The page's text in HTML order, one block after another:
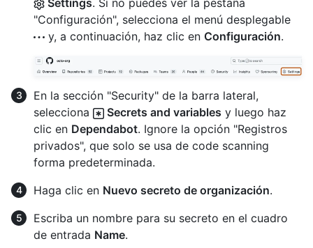
Settings. Si no puedes ver la pestaña
"Configuración", selecciona el menú desplegable
y, a continuación, haz clic en Configuración.
En la sección "Security" de la barra lateral,
selecciona
Secrets and variables y luego haz
clic en Dependabot. Ignore la opción "Registros
privados", que solo se usa de code scanning
forma predeterminada.
Haga clic en Nuevo secreto de organización.
Escriba un nombre para su secreto en el cuadro
de entrada Name.